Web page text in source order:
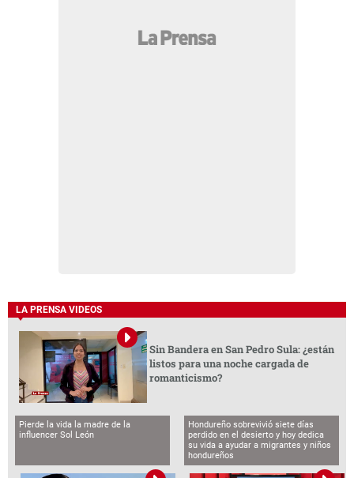
LA PRENSA VIDEOS
Sin Bandera en San Pedro Sula: ¿están
listos para una noche cargada de
romanticismo?
Pierde la vida la madre de la
influencer Sol León
Hondureño sobrevivió siete días
perdido en el desierto y hoy dedica
su vida a ayudar a migrantes y niños
hondureños